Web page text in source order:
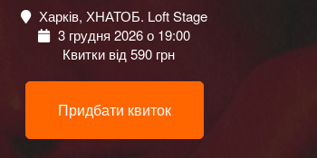
Харків, ХНАТОБ. Loft Stage
3 грудня 2026 о 19:00
Квитки від 590 грн
Придбати квиток